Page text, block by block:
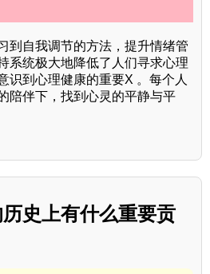
到自我调节的方法，提升情绪管
系统极大地降低了人们寻求心理
识到心理健康的重要X 。每个人
陪伴下，找到心灵的平静与平
史上有什么重要贡